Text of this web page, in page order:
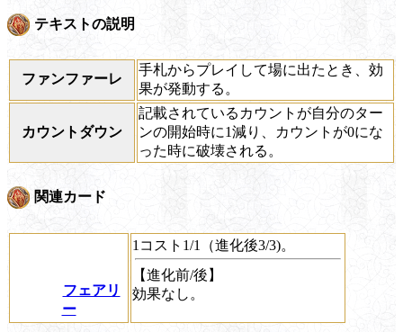
テキストの説明
ファンファーレ
手札からプレイして場に出たとき、効
果が発動する。
カウントダウン
記載されているカウントが自分のター
ンの開始時に1減り、カウントが0にな
った時に破壊される。
関連カード
フェアリ
ー
1コスト1/1（進化後3/3)。
【進化前/後】
効果なし。